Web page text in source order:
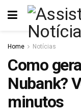
Home Notícias
Como
Nubank?
minutos